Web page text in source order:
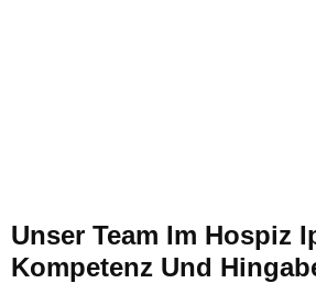
Unser Team Im Hospiz
Kompetenz Und